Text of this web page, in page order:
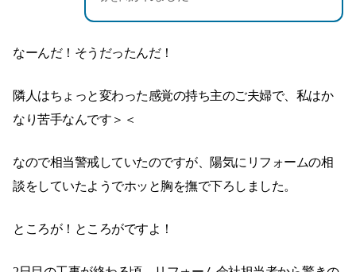
なーんだ！そうだったんだ！
隣人はちょっと変わった感覚の持ち主のご夫婦で、私はか
なり苦手なんです＞＜
なので相当警戒していたのですが、陽気にリフォームの相
談をしていたようでホッと胸を撫で下ろしました。
ところが！ところがですよ！